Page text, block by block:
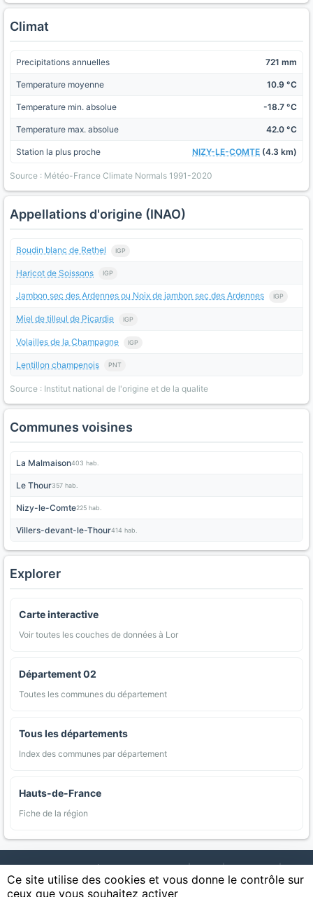
Climat
Precipitations annuelles 721 mm
Temperature moyenne 10.9 °C
Temperature min. absolue -18.7 °C
Temperature max. absolue 42.0 °C
Station la plus proche NIZY-LE-COMTE (4.3 km)
Source : Météo-France Climate Normals 1991-2020
Appellations d'origine (INAO)
Boudin blanc de Rethel IGP
Haricot de Soissons IGP
Jambon sec des Ardennes ou Noix de jambon sec des Ardennes IGP
Miel de tilleul de Picardie IGP
Volailles de la Champagne IGP
Lentillon champenois PNT
Source : Institut national de l'origine et de la qualite
Communes voisines
La Malmaison403 hab.
Le Thour357 hab.
Nizy-le-Comte225 hab.
Villers-devant-le-Thour414 hab.
Explorer
Carte interactive
Voir toutes les couches de données à Lor
Département 02
Toutes les communes du département
Tous les départements
Index des communes par département
Hauts-de-France
Fiche de la région
AgriMap — Données agricoles ouvertes | Carte | Communes |
Appellations | Regions | Cultures | Zones protégées | Forets |
Littoral | Espaces naturels | Statistiques
Ce site utilise des cookies et vous donne le contrôle sur
ceux que vous souhaitez activer